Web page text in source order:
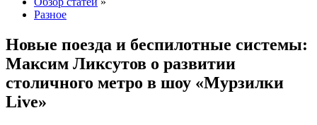
Разное
Новые поезда и беспилотные системы:
Максим Ликсутов о развитии
столичного метро в шоу «Мурзилки
Live»